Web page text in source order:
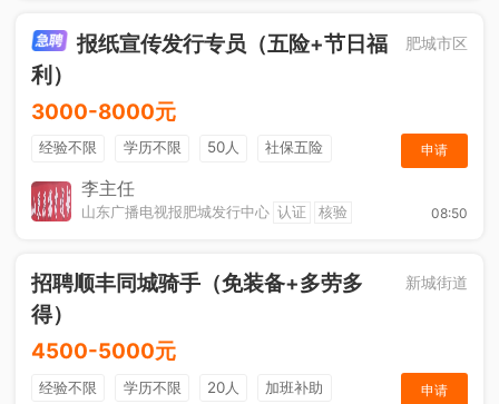
报纸宣传发行专员（五险+节日福
利）
肥城市区
3000-8000元
经验不限 学历不限 50人
社保五险
节日福利
销售奖金
申请
李主任
山东广播电视报肥城发行中心 认证 核验 08:50
招聘顺丰同城骑手（免装备+多劳多
得）
新城街道
4500-5000元
经验不限 学历不限 20人
加班补助
申请